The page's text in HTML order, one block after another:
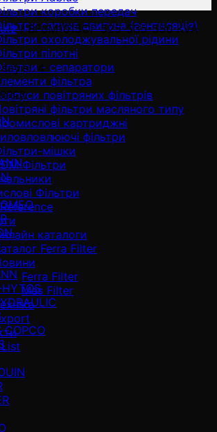
коробки передач
сапуна двигуна (вентиляція)
охолоджувальної рідини
пілотні
- сепаратори
фільтра
повітряних фільтрів
фільтри масляного типу
картриджні
фільтри
мішки
Фільтри
Фільтри
каталоги
Ferra Filter
Ferra Filter
Mas Filter
/BF8M1015CP 525-535-550 KVA
4
COPCO